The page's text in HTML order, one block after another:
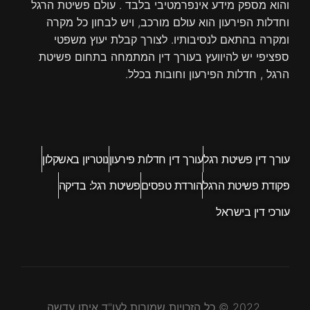
והוא מספק מידע אינפרמטיבי בלבד . עולם פשיטת הרגל
וחדלות הפירעון הוא עולם מורכב, ויש לבחון כל מקרה
ומקרה בהתאם לנסיבותיו. לצורך קבלת יעוץ משפטי
ספציפי יש להיוועץ בעורך דין המתמחה בתחום פשיטת
הרגל , חדלות הפירעון וחובות בכלל.
עורך דין פשיטת רגלעורך דין חדלות פירעוןנוטריון באשקלון
פקודת פשיטת הרגלהורדת טפסיםפשיטת רגל: בדיקה
עורכי דין בישראל